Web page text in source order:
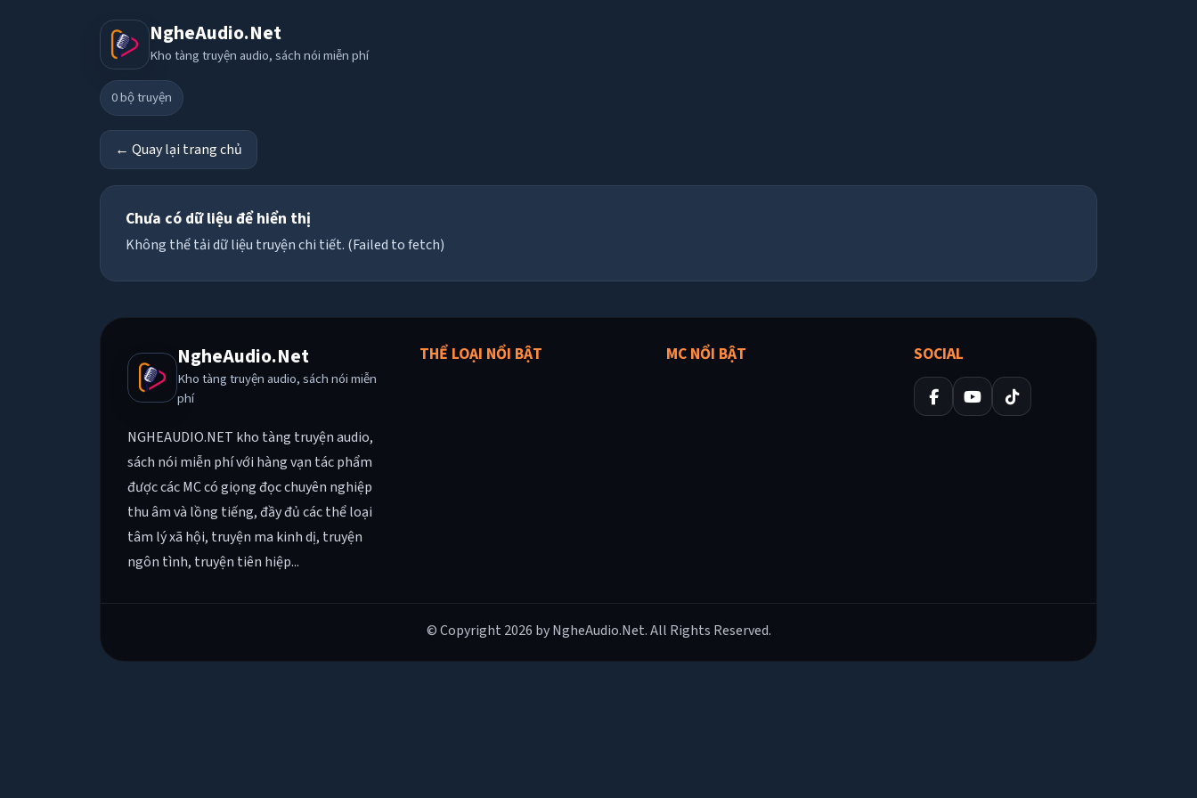
NgheAudio.Net
Kho tàng truyện audio, sách nói miễn phí
0bộ truyện
← Quay lại trang chủ
Chưa có dữ liệu để hiển thị
Không thể tải dữ liệu truyện chi tiết. (Failed to fetch)
NgheAudio.Net
Kho tàng truyện audio, sách nói miễn
phí
NGHEAUDIO.NET kho tàng truyện audio,
sách nói miễn phí với hàng vạn tác phẩm
được các MC có giọng đọc chuyên nghiệp
thu âm và lồng tiếng, đầy đủ các thể loại
tâm lý xã hội, truyện ma kinh dị, truyện
ngôn tình, truyện tiên hiệp...
THỂ LOẠI NỔI BẬT MC NỔI BẬT SOCIAL
© Copyright 2026 by NgheAudio.Net. All Rights Reserved.